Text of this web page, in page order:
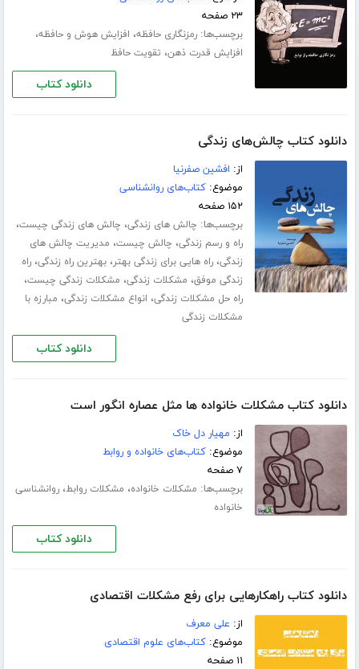
۲۳ صفحه
برچسب‌ها:رمزنگاری حافظه، افزایش هوش و حافظه،
افزایش قدرت ذهن، تقویت حافظ
دانلود کتاب
دانلود کتاب چالش‌های زندگی
از: افشین صفرنیا
موضوع:کتاب‌های روانشناسی
۱۵۲ صفحه
برچسب‌ها: چالش های زندگی، چالش های زندگی چیست،
راه و رسم زندگی، چالش چیست، مدیریت چالش های
زندگی،راه هایی برای زندگی بهتر،بهترین راه زندگی،راه
زندگی موفق، مشکلات زندگی، مشکلات زندگی چیست،
راه حل مشکلات زندگی، انواع مشکلات زندگی، مبارزه با
مشکلات زندگی
دانلود کتاب
دانلود کتاب مشکلات خانواده ها مثل عصاره انگور است
از: مهیار دل خاک
موضوع:کتاب‌های خانواده و روابط
۷ صفحه
برچسب‌ها: مشکلات خانواده، مشکلات روابط،روانشناسی
خانواده
دانلود کتاب
دانلود کتاب راهکارهایی برای رفع مشکلات اقتصادی
از: علی معرف
موضوع:کتاب‌های علوم اقتصادی
۱۱ صفحه